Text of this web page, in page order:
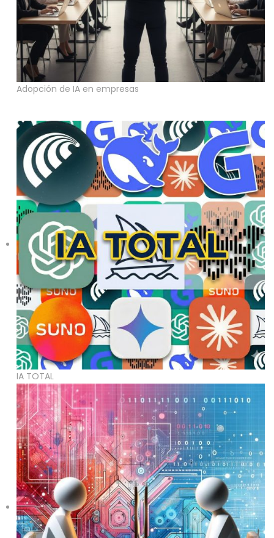
Adopción de IA en empresas
IA TOTAL